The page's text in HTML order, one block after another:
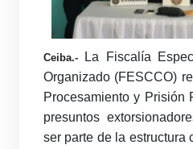
Ceiba.- La Fiscalía
Organizado (FESCCO)
Procesamiento y Prisión
presuntos
ser parte de la estructura